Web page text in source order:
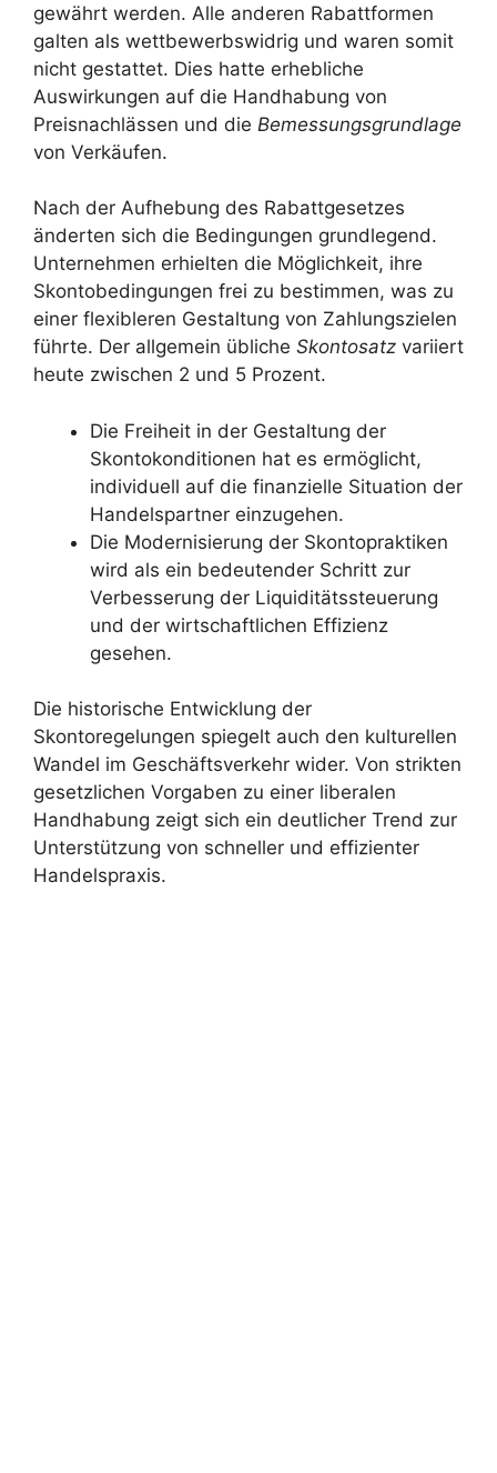
gewährt werden. Alle anderen Rabattformen
galten als wettbewerbswidrig und waren somit
nicht gestattet. Dies hatte erhebliche
Auswirkungen auf die Handhabung von
Preisnachlässen und die Bemessungsgrundlage
von Verkäufen.
Nach der Aufhebung des Rabattgesetzes
änderten sich die Bedingungen grundlegend.
Unternehmen erhielten die Möglichkeit, ihre
Skontobedingungen frei zu bestimmen, was zu
einer flexibleren Gestaltung von Zahlungszielen
führte. Der allgemein übliche Skontosatz variiert
heute zwischen 2 und 5 Prozent.
Die Freiheit in der Gestaltung der
Skontokonditionen hat es ermöglicht,
individuell auf die finanzielle Situation der
Handelspartner einzugehen.
Die Modernisierung der Skontopraktiken
wird als ein bedeutender Schritt zur
Verbesserung der Liquiditätssteuerung
und der wirtschaftlichen Effizienz
gesehen.
Die historische Entwicklung der
Skontoregelungen spiegelt auch den kulturellen
Wandel im Geschäftsverkehr wider. Von strikten
gesetzlichen Vorgaben zu einer liberalen
Handhabung zeigt sich ein deutlicher Trend zur
Unterstützung von schneller und effizienter
Handelspraxis.